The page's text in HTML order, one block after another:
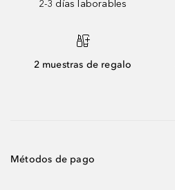
2-3 días laborables
2 muestras de regalo
Métodos de pago